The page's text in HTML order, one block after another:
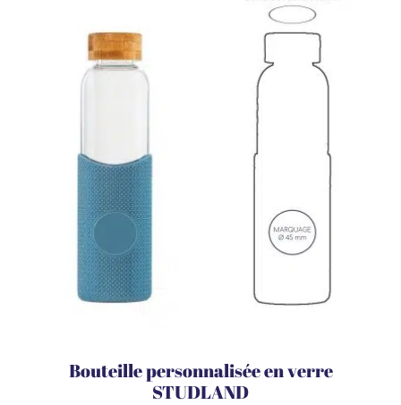
Bouteille personnalisée en verre
STUDLAND